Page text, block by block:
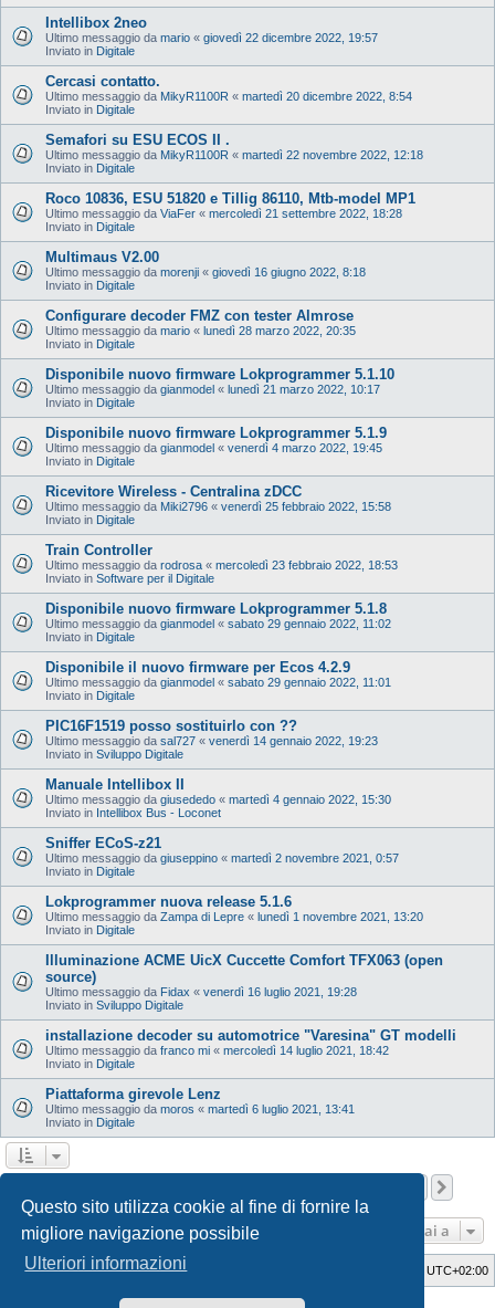
Questo sito utilizza cookie al fine di fornire la
migliore navigazione possibile
Ulteriori informazioni
Intellibox 2neo
Ultimo messaggio da mario « giovedì 22 dicembre 2022, 19:57
Inviato in Digitale
Cercasi contatto.
Ultimo messaggio da MikyR1100R « martedì 20 dicembre 2022, 8:54
Inviato in Digitale
Semafori su ESU ECOS II .
Ultimo messaggio da MikyR1100R « martedì 22 novembre 2022, 12:18
Inviato in Digitale
Roco 10836, ESU 51820 e Tillig 86110, Mtb-model MP1
Ultimo messaggio da ViaFer « mercoledì 21 settembre 2022, 18:28
Inviato in Digitale
Multimaus V2.00
Ultimo messaggio da morenji « giovedì 16 giugno 2022, 8:18
Inviato in Digitale
Configurare decoder FMZ con tester Almrose
Ultimo messaggio da mario « lunedì 28 marzo 2022, 20:35
Inviato in Digitale
Disponibile nuovo firmware Lokprogrammer 5.1.10
Ultimo messaggio da gianmodel « lunedì 21 marzo 2022, 10:17
Inviato in Digitale
Disponibile nuovo firmware Lokprogrammer 5.1.9
Ultimo messaggio da gianmodel « venerdì 4 marzo 2022, 19:45
Inviato in Digitale
Ricevitore Wireless - Centralina zDCC
Ultimo messaggio da Miki2796 « venerdì 25 febbraio 2022, 15:58
Inviato in Digitale
Train Controller
Ultimo messaggio da rodrosa « mercoledì 23 febbraio 2022, 18:53
Inviato in Software per il Digitale
Disponibile nuovo firmware Lokprogrammer 5.1.8
Ultimo messaggio da gianmodel « sabato 29 gennaio 2022, 11:02
Inviato in Digitale
Disponibile il nuovo firmware per Ecos 4.2.9
Ultimo messaggio da gianmodel « sabato 29 gennaio 2022, 11:01
Inviato in Digitale
PIC16F1519 posso sostituirlo con ??
Ultimo messaggio da sal727 « venerdì 14 gennaio 2022, 19:23
Inviato in Sviluppo Digitale
Manuale Intellibox II
Ultimo messaggio da giusededo « martedì 4 gennaio 2022, 15:30
Inviato in Intellibox Bus - Loconet
Sniffer ECoS-z21
Ultimo messaggio da giuseppino « martedì 2 novembre 2021, 0:57
Inviato in Digitale
Lokprogrammer nuova release 5.1.6
Ultimo messaggio da Zampa di Lepre « lunedì 1 novembre 2021, 13:20
Inviato in Digitale
Illuminazione ACME UicX Cuccette Comfort TFX063 (open
source)
Ultimo messaggio da Fidax « venerdì 16 luglio 2021, 19:28
Inviato in Sviluppo Digitale
installazione decoder su automotrice "Varesina" GT modelli
Ultimo messaggio da franco mi « mercoledì 14 luglio 2021, 18:42
Inviato in Digitale
Piattaforma girevole Lenz
Ultimo messaggio da moros « martedì 6 luglio 2021, 13:41
Inviato in Digitale
Vai a
Indice UTC+02:00
GTA game